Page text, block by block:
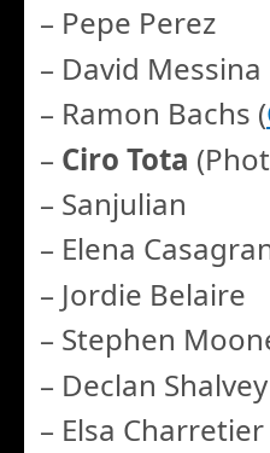
– Pepe Perez
– David Messina
– Ramon Bachs (
– Ciro Tota
– Sanjulian
– Elena
– Jordie Belaire
– Stephen
– Declan
– Elsa Charretier